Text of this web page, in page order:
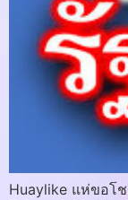
Huaylike แห่ขอโ